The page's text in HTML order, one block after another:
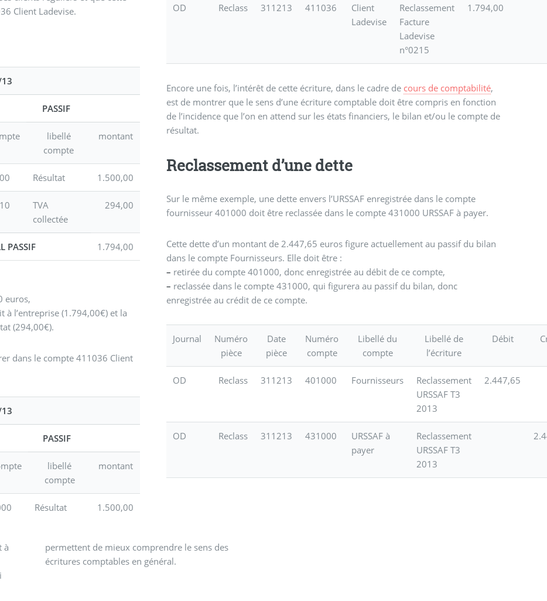
Client Ladevise.
PASSIF
libellé
compte
montant
Résultat 1.500,00
TVA
collectée
294,00
PASSIF 1.794,00
euros,
l’entreprise (1.794,00€) et la
(294,00€).
dans le compte 411036 Client
PASSIF
libellé
compte
montant
Résultat 1.500,00
OD Reclass 311213 411036
Client
Ladevise
Reclassement
Facture
Ladevise
n°0215
1.794,00
Encore une fois, l’intérêt de cette écriture, dans le cadre de cours de comptabilité,
est de montrer que le sens d’une écriture comptable doit être compris en fonction
de l’incidence que l’on en attend sur les états financiers, le bilan et/ou le compte de
résultat.
Reclassement d’une dette
Sur le même exemple, une dette envers l’URSSAF enregistrée dans le compte
fournisseur 401000 doit être reclassée dans le compte 431000 URSSAF à payer.
Cette dette d’un montant de 2.447,65 euros figure actuellement au passif du bilan
dans le compte Fournisseurs. Elle doit être :
– retirée du compte 401000, donc enregistrée au débit de ce compte,
– reclassée dans le compte 431000, qui figurera au passif du bilan, donc
enregistrée au crédit de ce compte.
Journal
Numéro
pièce
Date
pièce
Numéro
compte
Libellé du
compte
Libellé de
l’écriture
Débit
OD Reclass 311213 401000 Fournisseurs
Reclassement
URSSAF T3
2013
2.447,65
OD Reclass 311213 431000
URSSAF à
payer
Reclassement
URSSAF T3
2013
à
écritures comptables en général.